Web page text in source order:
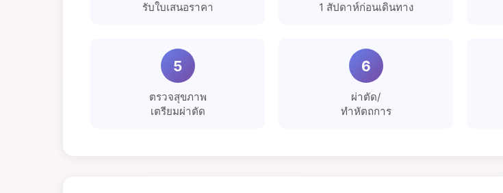
รับใบเสนอราคา
1 สัปดาห์ก่อนเดินทาง
5
ตรวจสุขภาพ
เตรียมผ่าตัด
6
ผ่าตัด/
ทำหัตถการ